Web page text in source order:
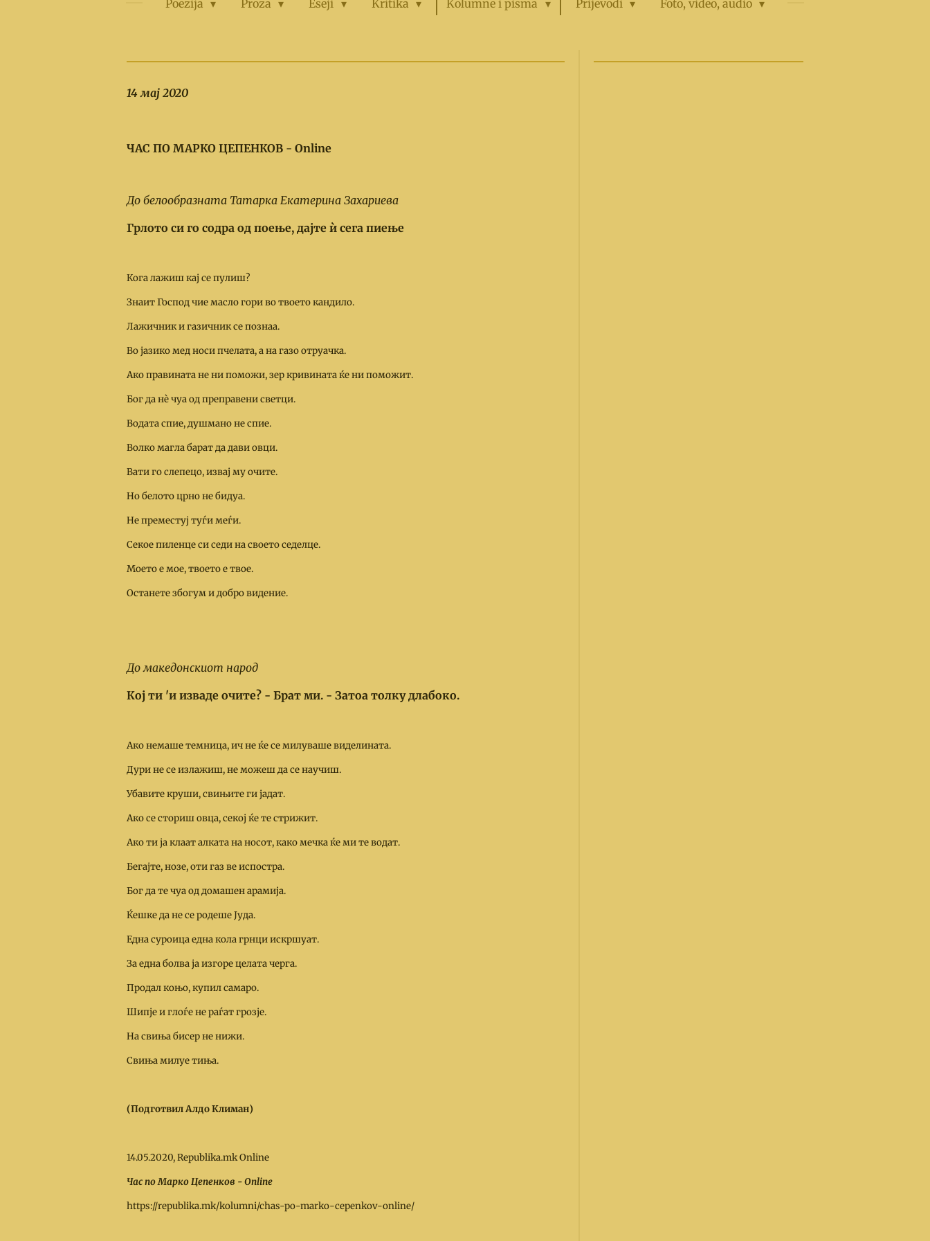
Poezija Proza Eseji Kritika Kolumne i pisma Prijevodi Foto, video, аudio
14 мај 2020
ЧАС ПО МАРКО ЦЕПЕНКОВ - Online
До белообразната Татарка Екатерина Захариева
Грлото си го содра од поење, дајте ѝ сега пиење
Кога лажиш кај се пулиш?
Знаит Господ чие масло гори во твоето кандило.
Лажичник и газичник се познаа.
Во јазико мед носи пчелата, а на газо отруачка.
Ако правината не ни поможи, зер кривината ќе ни поможит.
Бог да нѐ чуа од преправени светци.
Водата спие, душмано не спие.
Волко магла барат да дави овци.
Вати го слепецо, извај му очите.
Но белото црно не бидуа.
Не преместуј туѓи меѓи.
Секое пиленце си седи на своето седелце.
Моето е мое, твоето е твое.
Останете збогум и добро видение.
До македонскиот народ
Кој ти 'и изваде очите? - Брат ми. - Затоа толку длабоко.
Ако немаше темница, ич не ќе се милуваше виделината.
Дури не се излажиш, не можеш да се научиш.
Убавите круши, свињите ги јадат.
Ако се сториш овца, секој ќе те стрижит.
Ако ти ја клаат алката на носот, како мечка ќе ми те водат.
Бегајте, нозе, оти газ ве испостра.
Бог да те чуа од домашен арамија.
Ќешке да не се родеше Јуда.
Една суроица една кола грнци искршуат.
За една болва ја изгоре целата черга.
Продал коњо, купил самаро.
Шипје и глоѓе не раѓат грозје.
На свиња бисер не нижи.
Свиња милуе тиња.
(Подготвил Алдо Климан)
14.05.2020, Republika.mk Online
Час по Марко Цепенков - Online
https://republika.mk/kolumni/chas-po-marko-cepenkov-online/